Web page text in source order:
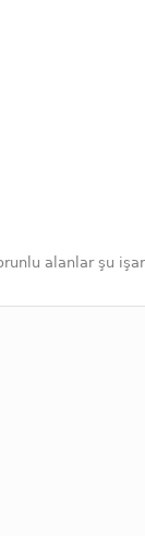
alanlar şu